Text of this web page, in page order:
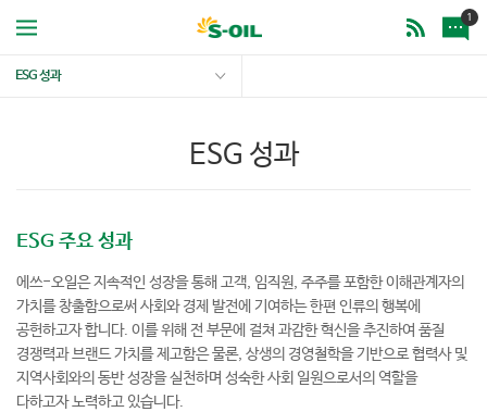
1
ESG 성과
ESG 성과
ESG 주요 성과
에쓰-오일은 지속적인 성장을 통해 고객, 임직원, 주주를 포함한 이해관계자의
가치를 창출함으로써 사회와 경제 발전에 기여하는 한편 인류의 행복에
공헌하고자 합니다. 이를 위해 전 부문에 걸쳐 과감한 혁신을 추진하여 품질
경쟁력과 브랜드 가치를 제고함은 물론, 상생의 경영철학을 기반으로 협력사 및
지역사회와의 동반 성장을 실천하며 성숙한 사회 일원으로서의 역할을
다하고자 노력하고 있습니다.